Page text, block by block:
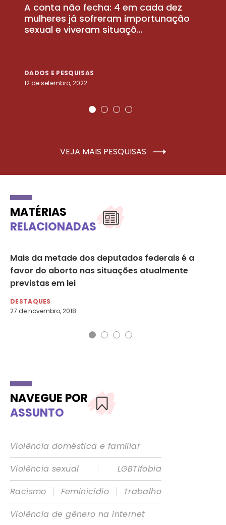
A conta não fecha: 4 em cada dez
mulheres já sofreram importunação
sexual e viveram situaçõ...
DADOS E PESQUISAS
12 de setembro, 2022
VEJA MAIS PESQUISAS
MATÉRIAS
RELACIONADAS
Mais da metade dos deputados federais é a
favor do aborto nas situações atualmente
previstas em lei
DESTAQUES
27 de novembro, 2018
NAVEGUE POR
ASSUNTO
Violência doméstica e familiar
Violência sexual
|
LGBTIfobia
Racismo
| Feminicídio |
Trabalho
Violência de gênero na internet